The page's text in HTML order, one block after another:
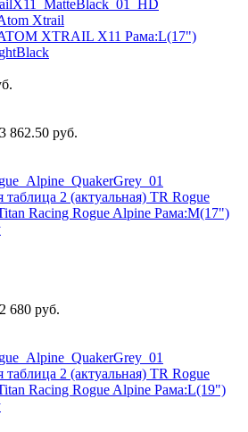
XTRAIL X11 Рама:L(17")
862.50 руб.
Racing Rogue Alpine Рама:M(17")
680 руб.
Racing Rogue Alpine Рама:L(19")